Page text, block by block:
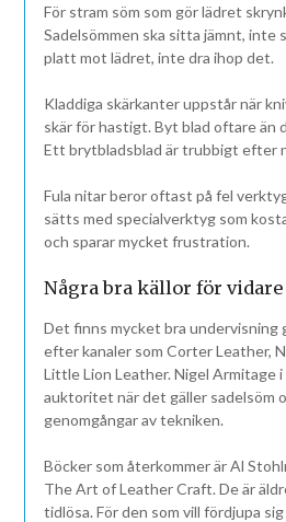
För stram söm som gör lädret
Sadelsömmen ska sitta jämnt, inte
platt mot lädret, inte dra ihop det.
Kladdiga skärkanter uppstår när
skär för hastigt. Byt blad oftare än
Ett brytbladsblad är trubbigt efter
Fula nitar beror oftast på fel
sätts med specialverktyg som
och sparar mycket frustration.
Några bra källor för
Det finns mycket bra undervisning
efter kanaler som Corter Leather,
Little Lion Leather. Nigel Armitage
auktoritet när det gäller sadelsöm
genomgångar av tekniken.
Böcker som återkommer är Al
The Art of Leather Craft. De är
tidlösa. För den som vill fördjupa